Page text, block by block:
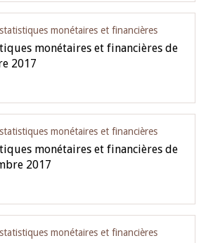
monétaires et financières
monétaires et financières de
2017
monétaires et financières
monétaires et financières de
2017
monétaires et financières